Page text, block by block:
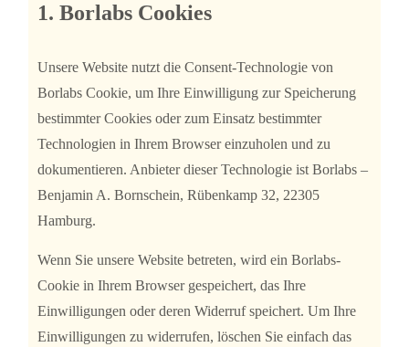
1. Borlabs Cookies
Unsere Website nutzt die Consent-Technologie von
Borlabs Cookie, um Ihre Einwilligung zur Speicherung
bestimmter Cookies oder zum Einsatz bestimmter
Technologien in Ihrem Browser einzuholen und zu
dokumentieren. Anbieter dieser Technologie ist Borlabs –
Benjamin A. Bornschein, Rübenkamp 32, 22305
Hamburg.
Wenn Sie unsere Website betreten, wird ein Borlabs-
Cookie in Ihrem Browser gespeichert, das Ihre
Einwilligungen oder deren Widerruf speichert. Um Ihre
Einwilligungen zu widerrufen, löschen Sie einfach das